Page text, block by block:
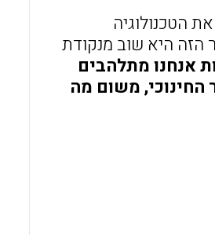
הטכנולוגיה
הזה היא שוב מנקודת
אנחנו מתלהבים
משום מה